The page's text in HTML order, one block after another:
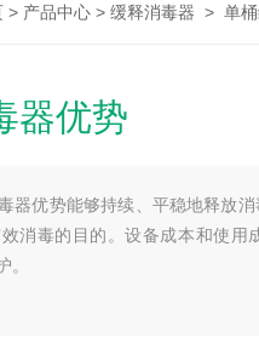
> 产品中心 > 缓释消毒器 > 单
器优势
器优势能够持续、平稳地释放
消毒的目的。设备成本和使用
。